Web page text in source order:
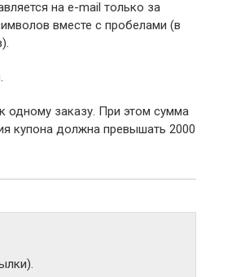
на e-mail только за
вместе с пробелами (в
одному заказу. При этом сумма
купона должна превышать 2000